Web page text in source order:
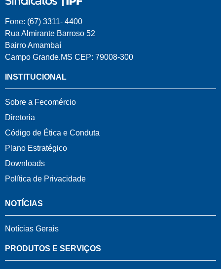
Fone: (67) 3311- 4400
Rua Almirante Barroso 52
Bairro Amambaí
Campo Grande.MS CEP: 79008-300
INSTITUCIONAL
Sobre a Fecomércio
Diretoria
Código de Ética e Conduta
Plano Estratégico
Downloads
Política de Privacidade
NOTÍCIAS
Notícias Gerais
PRODUTOS E SERVIÇOS